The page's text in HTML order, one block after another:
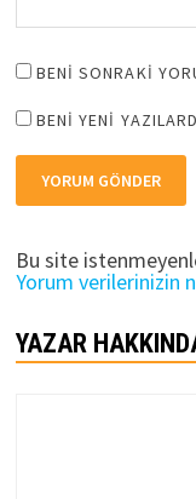
BENI SONRAKI
BENI YENI
Bu site
Yorum verilerinizin
YAZAR